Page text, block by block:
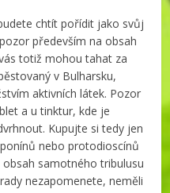
chtít pořídit jako svůj
především na obsah
totiž mohou tahat za
v Bulharsku,
aktivních látek. Pozor
a u tinktur, kde je
Kupujte si tedy jen
nebo protodioscínů
samotného tribulusu
nezapomenete, neměli